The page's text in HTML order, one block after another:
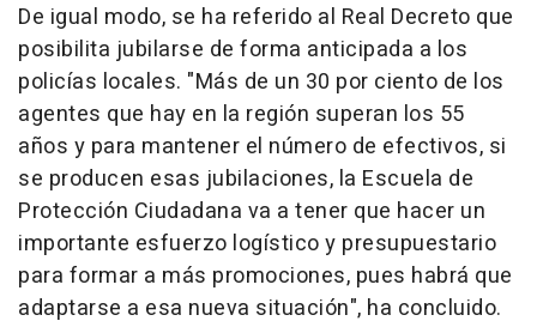
De igual modo, se ha referido al Real Decreto que
posibilita jubilarse de forma anticipada a los
policías locales. "Más de un 30 por ciento de los
agentes que hay en la región superan los 55
años y para mantener el número de efectivos, si
se producen esas jubilaciones, la Escuela de
Protección Ciudadana va a tener que hacer un
importante esfuerzo logístico y presupuestario
para formar a más promociones, pues habrá que
adaptarse a esa nueva situación", ha concluido.